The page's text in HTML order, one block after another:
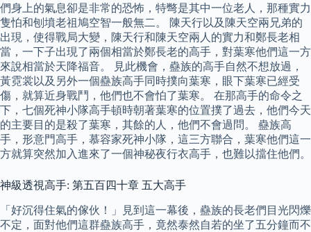
們身上的氣息卻是非常的恐怖，特彆是其中一位老人，那種實力
隻怕和刨墳老祖鳩空智一般無二。 陳天行以及陳天空兩兄弟的
出現，使得戰局大變，陳天行和陳天空兩人的實力和鄭長老相
當，一下子出現了兩個相當於鄭長老的高手，對葉寒他們這一方
來說相當於天降福音。 見此機會，蠱族的高手自然不想放過，
黃霓裳以及另外一個蠱族高手同時撲向葉寒，眼下葉寒已經受
傷，就算近身戰鬥，他們也不會怕了葉寒。 在那高手的命令之
下，七個死神小隊高手頓時朝著葉寒的位置撲了過去，他們今天
的主要目的是殺了葉寒，其餘的人，他們不會過問。 蠱族高
手，形意門高手，慕容家死神小隊，這三方聯合，葉寒他們這一
方就算突然加入進來了一個神秘夜行衣高手，也難以擋住他們。
神級透視高手: 第五百四十章 五大高手
「好沉得住氣的傢伙！」見到這一幕後，蠱族的長老們目光閃爍
不定，面對他們這群蠱族高手，竟然泰然自若的坐了五分鐘而不